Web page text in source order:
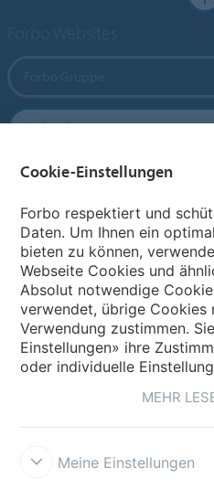
Forbo Flooring Systems
Forbo Movement Systems
Land auswählen
Land auswählen
Cookie-Einstellungen
Forbo respektiert und
Daten. Um Ihnen ein
bieten zu können,
Webseite Cookies und
Absolut notwendige
verwendet, übrige Cookies
Verwendung zustimmen.
Einstellungen» ihre
oder individuelle
MEHR
Meine Einstellungen